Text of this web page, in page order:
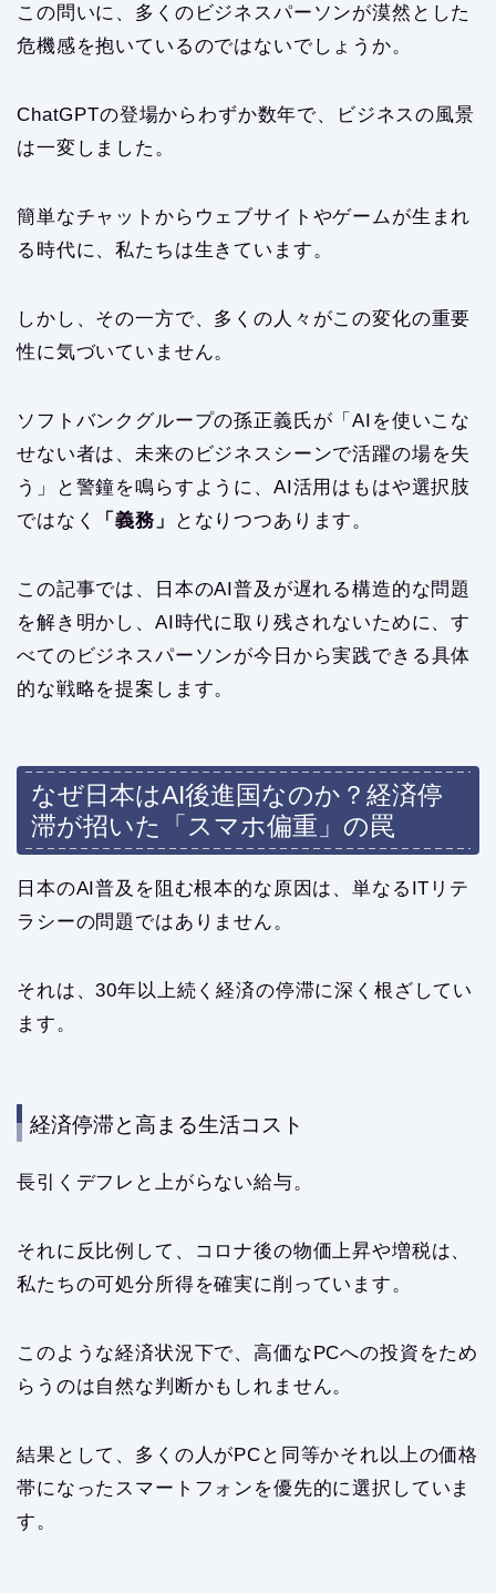
この問いに、多くのビジネスパーソンが漠然とした
危機感を抱いているのではないでしょうか。
ChatGPTの登場からわずか数年で、ビジネスの風景
は一変しました。
簡単なチャットからウェブサイトやゲームが生まれ
る時代に、私たちは生きています。
しかし、その一方で、多くの人々がこの変化の重要
性に気づいていません。
ソフトバンクグループの孫正義氏が「AIを使いこな
せない者は、未来のビジネスシーンで活躍の場を失
う」と警鐘を鳴らすように、AI活用はもはや選択肢
ではなく
「義務」 となりつつあります。
この記事では、日本のAI普及が遅れる構造的な問題
を解き明かし、AI時代に取り残されないために、す
べてのビジネスパーソンが今日から実践できる具体
的な戦略を提案します。
なぜ日本はAI後進国なのか？経済停
滞が招いた「スマホ偏重」の罠
日本のAI普及を阻む根本的な原因は、単なるITリテ
ラシーの問題ではありません。
それは、30年以上続く経済の停滞に深く根ざしてい
ます。
経済停滞と高まる生活コスト
長引くデフレと上がらない給与。
それに反比例して、コロナ後の物価上昇や増税は、
私たちの可処分所得を確実に削っています。
このような経済状況下で、高価なPCへの投資をため
らうのは自然な判断かもしれません。
結果として、多くの人がPCと同等かそれ以上の価格
帯になったスマートフォンを優先的に選択していま
す。